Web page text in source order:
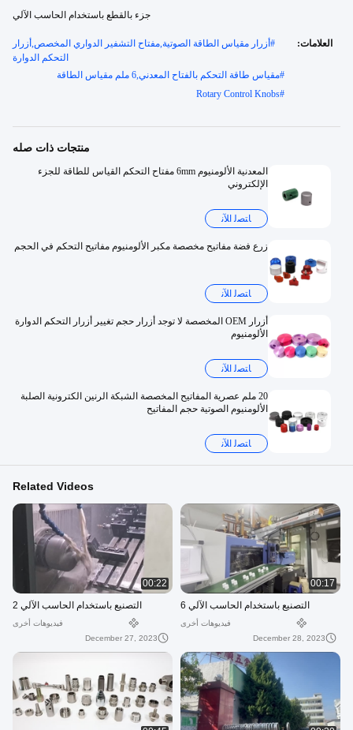
جزء بالقطع باستخدام الحاسب الآلي
العلامات: # أزرار مقياس الطاقة الصوتية,مفتاح التشفير الدواري المخصص,أزرار
التحكم الدوارة
#مقياس طاقة التحكم بالفتاح المعدني,6 ملم مقياس الطاقة
#
Rotary Control Knobs
منتجات ذات صله
المعدنية الألومنيوم 6mm مفتاح التحكم القياس للطاقة للجزء
الإلكتروني
ﺎﺘﺼﻟ ﺍﻶﻧ
زرع فضة مفاتيح مخصصة مكبر الألومنيوم مفاتيح التحكم في الحجم
ﺎﺘﺼﻟ ﺍﻶﻧ
أزرار OEM المخصصة لا توجد أزرار حجم تغيير أزرار التحكم الدوارة
الألومنيوم
ﺎﺘﺼﻟ ﺍﻶﻧ
20 ملم عصرية المفاتيح المخصصة الشبكة الرنين الكترونية الصلبة
الألومنيوم الصوتية حجم المفاتيح
ﺎﺘﺼﻟ ﺍﻶﻧ
Related Videos
00:17
التصنيع باستخدام الحاسب الآلي 6
فيديوهات أخرى
December 28, 2023
00:22
التصنيع باستخدام الحاسب الآلي 2
فيديوهات أخرى
December 27, 2023